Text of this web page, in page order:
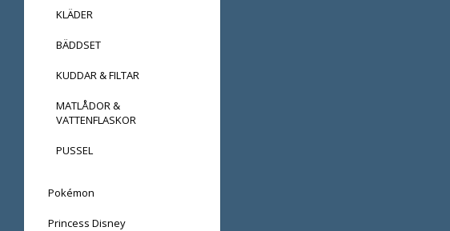
KLÄDER
BÄDDSET
KUDDAR & FILTAR
MATLÅDOR &
VATTENFLASKOR
PUSSEL
Pokémon
Princess Disney